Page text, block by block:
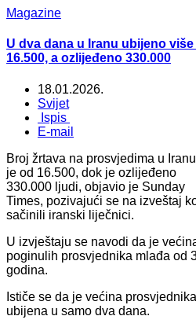
Magazine
U dva dana u Iranu ubijeno više
16.500, a ozlijeđeno 330.000
18.01.2026.
Svijet
Ispis
E-mail
Broj žrtava na prosvjedima u
je od 16.500, dok je ozlijeđeno
330.000 ljudi, objavio je Sunday
Times, pozivajući se na izveštaj
sačinili iranski liječnici.
U izvještaju se navodi da je
poginulih prosvjednika mlađa od
godina.
Ističe se da je većina prosvjednika
ubijena u samo dva dana.